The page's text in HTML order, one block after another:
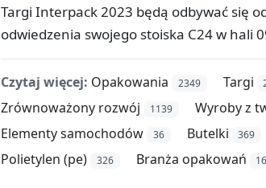
Targi Interpack 2023 będą odbywać się
odwiedzenia swojego stoiska C24 w hali
Czytaj więcej: Opakowania 2349 Targi
Zrównoważony rozwój 1139 Wyroby z
Elementy samochodów 36 Butelki 369
Polietylen (pe) 326 Branża opakowań